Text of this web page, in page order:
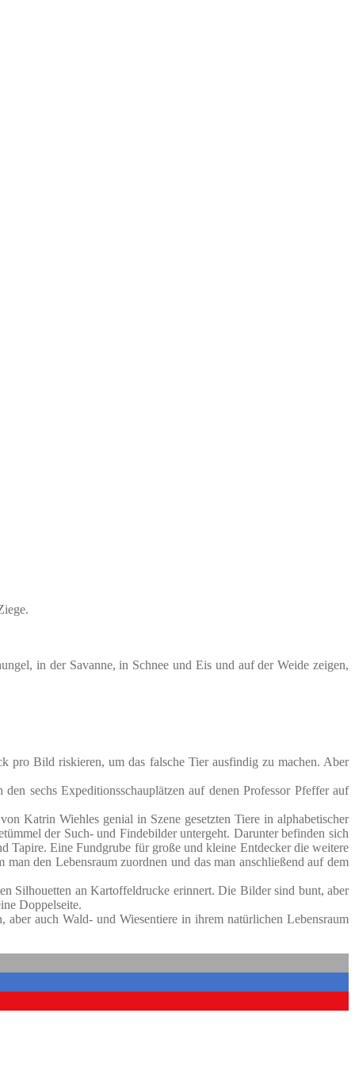
in der Savanne, in Schnee und Eis und auf der Weide zeigen,
pro Bild riskieren, um das falsche Tier ausfindig zu machen. Aber
sechs Expeditionsschauplätzen auf denen Professor Pfeffer auf
Katrin Wiehles genial in Szene gesetzten Tiere in alphabetischer
der Such- und Findebilder untergeht. Darunter befinden sich
Tapire. Eine Fundgrube für große und kleine Entdecker die weitere
den Lebensraum zuordnen und das man anschließend auf dem
Silhouetten an Kartoffeldrucke erinnert. Die Bilder sind bunt, aber
Doppelseite.
auch Wald- und Wiesentiere in ihrem natürlichen Lebensraum